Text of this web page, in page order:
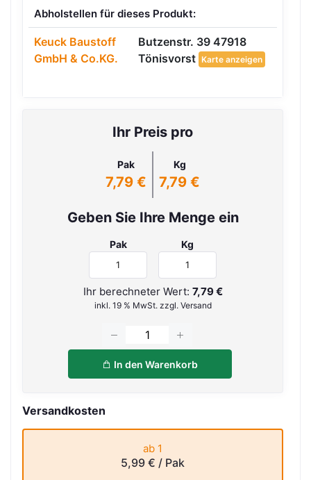
Abholstellen für dieses Produkt:
Keuck Baustoff
GmbH & Co.KG.
Butzenstr. 39 47918
Tönisvorst Karte anzeigen
Ihr Preis pro
Pak
7,79 €
Kg
7,79 €
Geben Sie Ihre Menge ein
Pak Kg
Ihr berechneter Wert: 7,79 €
inkl. 19 % MwSt. zzgl. Versand
In den Warenkorb
Versandkosten
ab 1
5,99 € / Pak